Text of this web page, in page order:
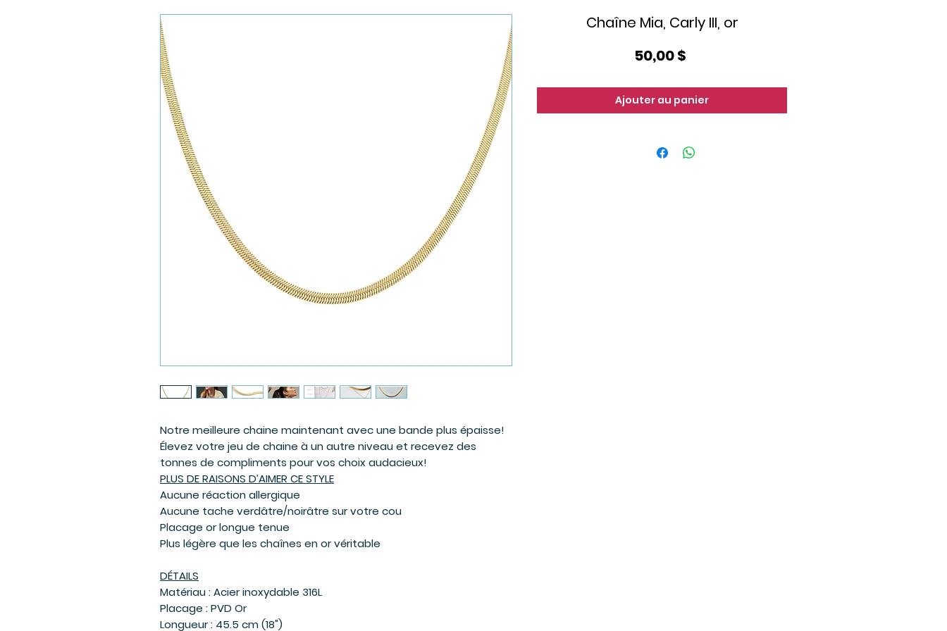
Notre meilleure chaine maintenant avec une bande plus épaisse!
Élevez votre jeu de chaine à un autre niveau et recevez des
tonnes de compliments pour vos choix audacieux!
PLUS DE RAISONS D’AIMER CE STYLE
Aucune réaction allergique
Aucune tache verdâtre/noirâtre sur votre cou
Placage or longue tenue
Plus légère que les chaînes en or véritable
DÉTAILS
Matériau : Acier inoxydable 316L
Placage : PVD Or
Longueur : 45.5 cm (18")
Chaîne Mia, Carly III, or
50,00 $
Ajouter au panier